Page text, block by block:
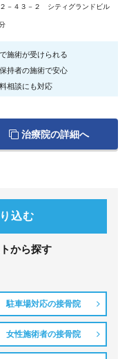
－４３－２ シティグランドビル
施術が受けられる
持者の施術で安心
相談にも対応
治療院の詳細へ
込む
から探す
駐車場対応の接骨院
女性施術者の接骨院